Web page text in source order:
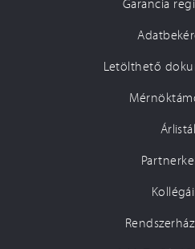
Garancia
Letölthető